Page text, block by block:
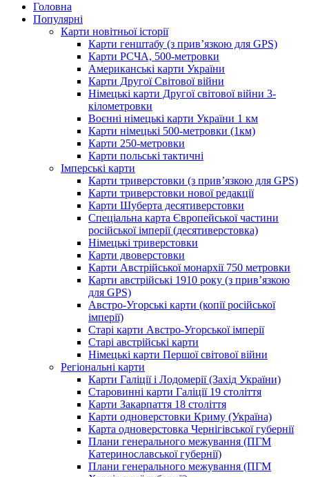
Головна
Популярні
Карти новітньої історії
Карти генштабу (з прив’язкою для GPS)
Карти РСЧА, 500-метровки
Американські карти України
Карти Другої Світової війни
Німецькі карти Другої світової війни 3-
кілометровки
Воєнні німецькі карти України 1 км
Карти німецькі 500-метровки (1км)
Карти 250-метровки
Карти польські тактичні
Імперські карти
Карти триверстовки (з прив’язкою для GPS)
Карти триверстовки нової редакції
Карти Шуберта десятиверстовки
Спеціальна карта Європейської частини
російської імперії (десятиверстовка)
Німецькі триверстовки
Карти двоверстовки
Карти Австрійської монархії 750 метровки
Карти австрійські 1910 року (з прив’язкою
для GPS)
Австро-Угорські карти (копії російської
імперії)
Старі карти Австро-Угорської імперії
Старі австрійські карти
Німецькі карти Першої світової війни
Регіональні карти
Карти Галіції і Лодомерії (Захід України)
Старовинні карти Галіції 19 століття
Карти Закарпаття 18 століття
Карти одноверстовки Криму (Україна)
Карта одноверстовка Чернігівської губернії
Плани генерального межування (ПГМ
Катеринославської губернії)
Плани генерального межування (ПГМ